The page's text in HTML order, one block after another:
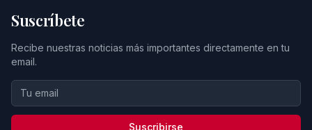
Suscríbete
Recibe nuestras noticias más importantes directamente en tu
email.
Suscribirse